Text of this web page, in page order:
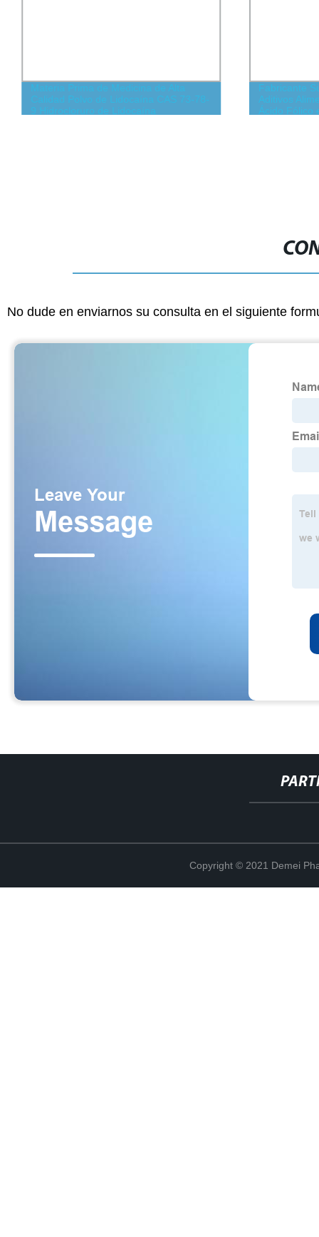
Materia Prima de Medicina de Alta
Calidad Polvo de Lidocaína CAS 73-78-
9 Hidrocloruro de Lidocaína
Fabricante
Aditivos
Ácido Fólico
No dude en enviarnos su consulta en el siguiente
Copyright © 2021 Demei